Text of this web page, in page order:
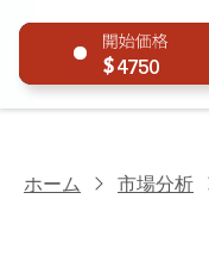
4750
ホーム 市場分析